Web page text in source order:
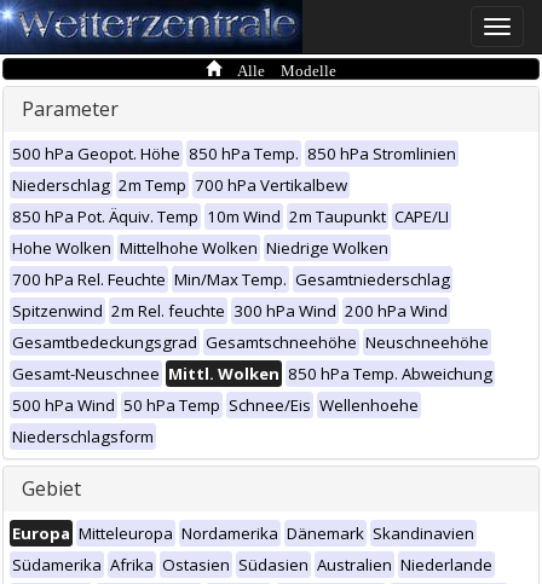
Toggle
Alle Modelle
Parameter
500 hPa Geopot. Höhe 850 hPa Temp. 850 hPa Stromlinien
Niederschlag 2m Temp 700 hPa Vertikalbew
850 hPa Pot. Äquiv. Temp 10m Wind 2m Taupunkt CAPE/LI
Hohe Wolken Mittelhohe Wolken Niedrige Wolken
700 hPa Rel. Feuchte Min/Max Temp. Gesamtniederschlag
Spitzenwind 2m Rel. feuchte 300 hPa Wind 200 hPa Wind
Gesamtbedeckungsgrad Gesamtschneehöhe Neuschneehöhe
Gesamt-Neuschnee Mittl. Wolken 850 hPa Temp. Abweichung
500 hPa Wind 50 hPa Temp Schnee/Eis Wellenhoehe
Niederschlagsform
Gebiet
Europa Mitteleuropa Nordamerika Dänemark Skandinavien
Südamerika Afrika Ostasien Südasien Australien Niederlande